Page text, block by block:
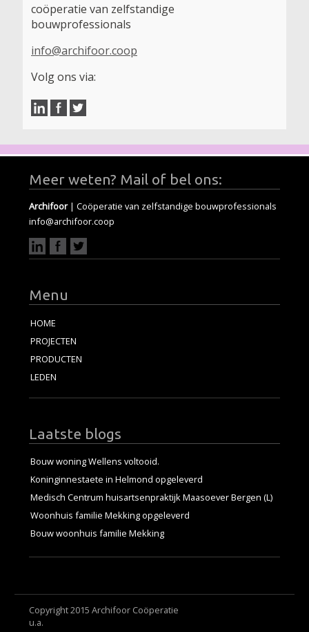
coöperatie van zelfstandige
bouwprofessionals
info@archifoor.coop
Volg ons via:
Meer weten? Mail of bel ons:
Archifoor| Coöperatie van zelfstandige bouwprofessionals
info@archifoor.coop
Menu
HOME
PROJECTEN
PRODUCTEN
LEDEN
Laatste blogs
Bouw woning Wellens voltooid.
Koninginnestaete in Helmond opgeleverd
Medisch Centrum huisartsenpraktijk Maasoever Bergen (L)
Woonhuis familie Mekking opgeleverd
Bouw woonhuis familie Mekking
Copyright 2015 Archifoor Coöperatie
u.a.